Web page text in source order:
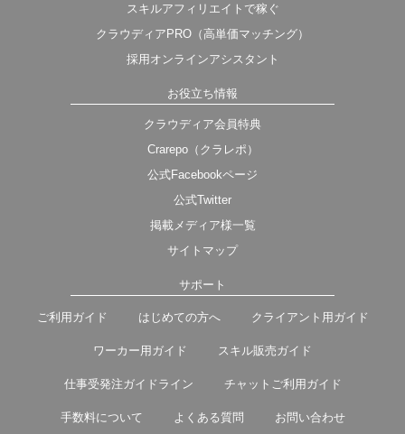
スキルアフィリエイトで稼ぐ
クラウディアPRO（高単価マッチング）
採用オンラインアシスタント
お役立ち情報
クラウディア会員特典
Crarepo（クラレポ）
公式Facebookページ
公式Twitter
掲載メディア様一覧
サイトマップ
サポート
ご利用ガイド はじめての方へ クライアント用ガイド
ワーカー用ガイド スキル販売ガイド
仕事受発注ガイドライン チャットご利用ガイド
手数料について よくある質問 お問い合わせ